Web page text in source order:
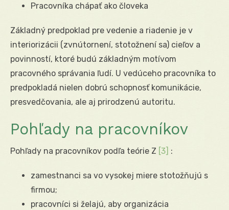
Pracovníka chápať ako človeka
Základný predpoklad pre vedenie a riadenie je v
interiorizácii (zvnútornení, stotožnení sa) cieľov a
povinností, ktoré budú základným motívom
pracovného správania ľudí. U vedúceho pracovníka to
predpokladá nielen dobrú schopnosť komunikácie,
presvedčovania, ale aj prirodzenú autoritu.
Pohľady na pracovníkov
Pohľady na pracovníkov podľa teórie Z [3] :
zamestnanci sa vo vysokej miere stotožňujú s
firmou;
pracovníci si želajú, aby organizácia